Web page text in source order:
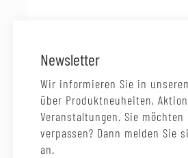
Newsletter
Wir informieren Sie in
über Produktneuheiten,
Veranstaltungen. Sie möchten
verpassen? Dann melden Sie
an.